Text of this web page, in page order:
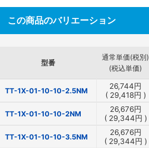
この商品のバリエーション
型番
通常単価(税別)
(税込単価)
TT-1X-01-10-10-2.5NM 26,744円
( 29,418円 )
TT-1X-01-10-10-2NM 26,676円
( 29,344円 )
TT-1X-01-10-10-3.5NM 26,676円
( 29,344円 )